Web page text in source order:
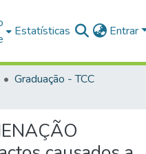
Estatísticas Entrar
Graduação - TCC